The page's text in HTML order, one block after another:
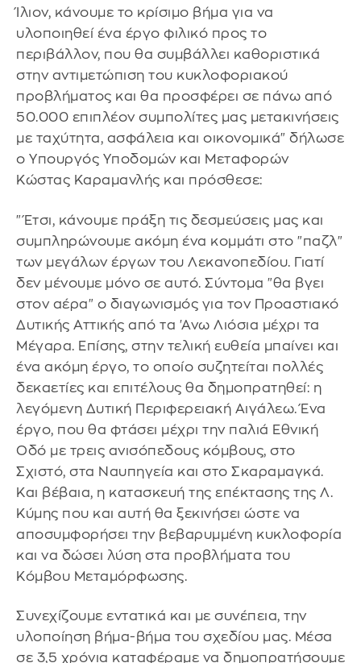
Ίλιον, κάνουμε το κρίσιμο βήμα για να
υλοποιηθεί ένα έργο φιλικό προς το
περιβάλλον, που θα συμβάλλει καθοριστικά
στην αντιμετώπιση του κυκλοφοριακού
προβλήματος και θα προσφέρει σε πάνω από
50.000 επιπλέον συμπολίτες μας μετακινήσεις
με ταχύτητα, ασφάλεια και οικονομικά" δήλωσε
ο Υπουργός Υποδομών και Μεταφορών
Κώστας Καραμανλής και πρόσθεσε:
"Έτσι, κάνουμε πράξη τις δεσμεύσεις μας και
συμπληρώνουμε ακόμη ένα κομμάτι στο "παζλ"
των μεγάλων έργων του Λεκανοπεδίου. Γιατί
δεν μένουμε μόνο σε αυτό. Σύντομα "θα βγει
στον αέρα" ο διαγωνισμός για τον Προαστιακό
Δυτικής Αττικής από τα 'Ανω Λιόσια μέχρι τα
Μέγαρα. Επίσης, στην τελική ευθεία μπαίνει και
ένα ακόμη έργο, το οποίο συζητείται πολλές
δεκαετίες και επιτέλους θα δημοπρατηθεί: η
λεγόμενη Δυτική Περιφερειακή Αιγάλεω. Ένα
έργο, που θα φτάσει μέχρι την παλιά Εθνική
Οδό με τρεις ανισόπεδους κόμβους, στο
Σχιστό, στα Ναυπηγεία και στο Σκαραμαγκά.
Και βέβαια, η κατασκευή της επέκτασης της Λ.
Κύμης που και αυτή θα ξεκινήσει ώστε να
αποσυμφορήσει την βεβαρυμμένη κυκλοφορία
και να δώσει λύση στα προβλήματα του
Κόμβου Μεταμόρφωσης.
Συνεχίζουμε εντατικά και με συνέπεια, την
υλοποίηση βήμα-βήμα του σχεδίου μας. Μέσα
σε 3,5 χρόνια καταφέραμε να δημοπρατήσουμε